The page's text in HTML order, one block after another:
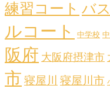
練習コート バ
ルコート
中学校
阪府 大阪府摂津市
市 寝屋川 寝屋川市